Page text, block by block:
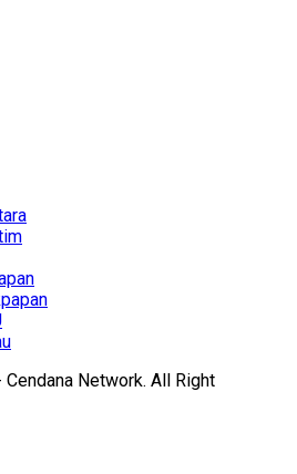
Network. All Right